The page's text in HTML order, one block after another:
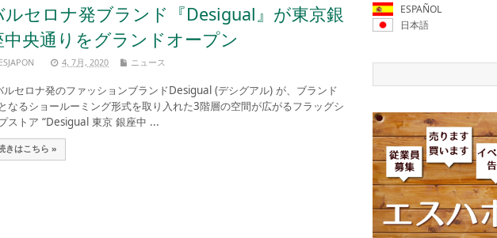
ルセロナ発ブランド『Desigual』が東京銀
中央通りをグランドオープン
4, 7月, 2020 ニュース
セロナ発のファッションブランドDesigual (デシグアル) が、ブランド
なるショールーミング形式を取り入れた3階層の空間が広がるフラッグシ
ストア “Desigual 東京 銀座中 ...
きはこちら »
ESPAÑOL
日本語